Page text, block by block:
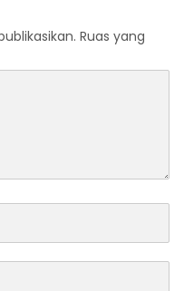
Ruas yang